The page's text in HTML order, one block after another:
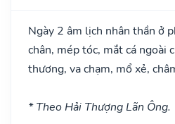
Ngày 2 âm lịch nhân thần ở
chân, mép tóc, mắt cá ngoài
thương, va chạm, mổ xẻ,
* Theo Hải Thượng Lãn Ông.